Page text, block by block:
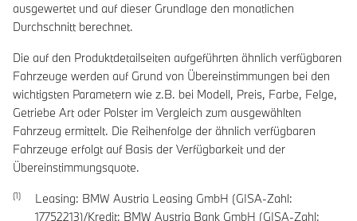
ausgewertet und auf dieser Grundlage den monatlichen
Durchschnitt berechnet.
Die auf den Produktdetailseiten aufgeführten ähnlich verfügbaren
Fahrzeuge werden auf Grund von Übereinstimmungen bei den
wichtigsten Parametern wie z.B. bei Modell, Preis, Farbe, Felge,
Getriebe Art oder Polster im Vergleich zum ausgewählten
Fahrzeug ermittelt. Die Reihenfolge der ähnlich verfügbaren
Fahrzeuge erfolgt auf Basis der Verfügbarkeit und der
Übereinstimmungsquote.
Leasing: BMW Austria Leasing GmbH (GISA-Zahl:
17752213)/Kredit: BMW Austria Bank GmbH (GISA-Zahl: